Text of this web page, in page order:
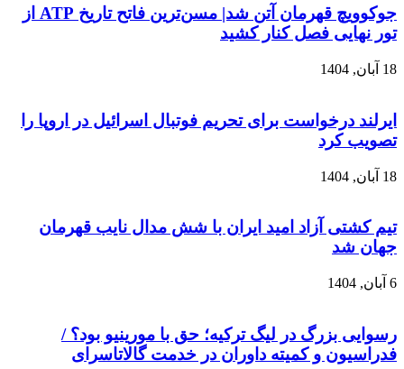
جوکوویچ قهرمان آتن شد| مسن‌ترین فاتح تاریخ ATP از
تور نهایی فصل کنار کشید
18 آبان, 1404
ایرلند درخواست برای تحریم فوتبال اسرائیل در اروپا را
تصویب کرد
18 آبان, 1404
تیم کشتی آزاد امید ایران با شش مدال نایب قهرمان
جهان شد
6 آبان, 1404
رسوایی بزرگ در لیگ ترکیه؛ حق با مورینیو بود؟ /
فدراسیون و کمیته داوران در خدمت گالاتاسرای